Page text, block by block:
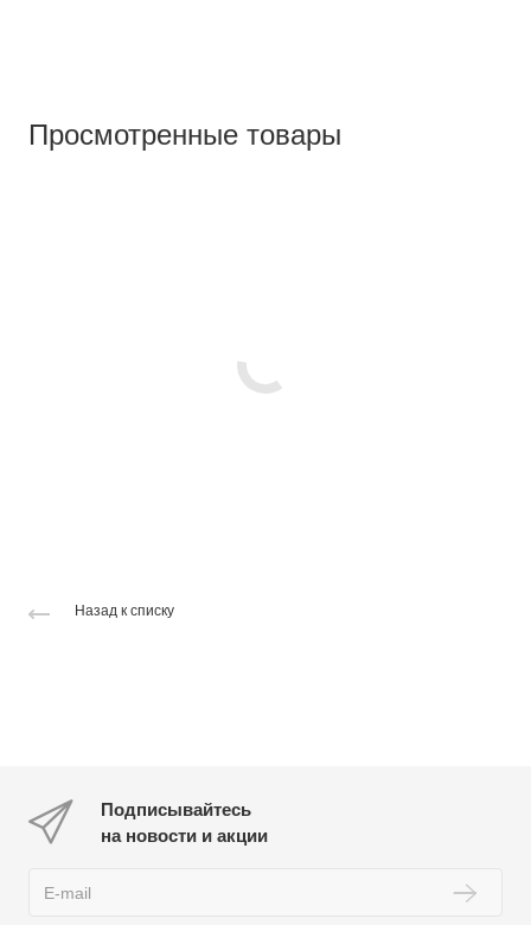
Просмотренные товары
Назад к списку
Подписывайтесь
на новости и акции